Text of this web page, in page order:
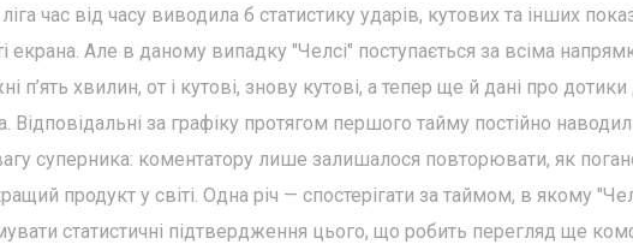
час від часу виводила б статистику ударів, кутових та інших
екрана. Але в даному випадку "Челсі" поступається за всіма
п’ять хвилин, от і кутові, знову кутові, а тепер ще й дані про
за графіку протягом першого тайму постійно
суперника: коментатору лише залишалося повторювати, як
продукт у світі. Одна річ — спостерігати за таймом, в якому
статистичні підтвердження цього, що робить перегляд ще